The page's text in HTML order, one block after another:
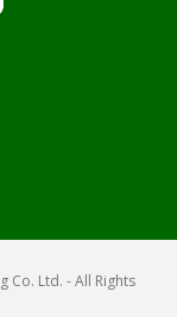
Co. Ltd. - All Rights